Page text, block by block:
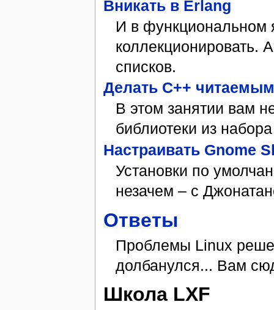
Вникать в Erlang
И в функциональном
коллекционировать.
списков.
Делать С++ читаемым
В этом занятии вам
библиотеки из
Настраивать Gnome
Установки по
незачем – с
Ответы
Проблемы Linux
долбанулся... Вам
Школа LXF